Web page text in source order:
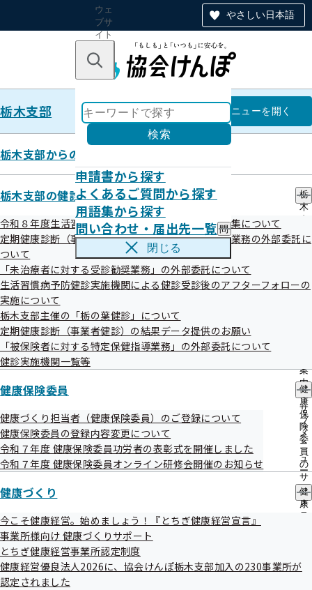
やさしい日本語
ウェ
ブサ
イト
のナ
ン
キーワードで探す
検索
申請書から探す
よくあるご質問から探す
用語集から探す
問い合わせ・届出先一覧 問
い
わ
・
先
一
覧
の
ニ
閉じる
栃木支部 栃木支部
メニューを開く
栃木支部からのお知らせ
栃木支部の健診・保健指導のご案内
栃
木
部
の
・
案
内
の
サ
ブ
メ
ニ
ュ
ー
令和８年度生活習慣病予防健診等実施機関の新規募集について
定期健康診断（事業者健診）の結果データ提供勧奨業務の外部委託に
ついて
「未治療者に対する受診勧奨業務」の外部委託について
生活習慣病予防健診実施機関による健診受診後のアフターフォローの
実施について
栃木支部主催の「栃の葉健診」について
定期健康診断（事業者健診）の結果データ提供のお願い
「被保険者に対する特定保健指導業務」の外部委託について
健診実施機関一覧等
健康保険委員
健
康
保
険
委
員
の
サ
ブ
メ
ニ
健康づくり担当者（健康保険委員）のご登録について
健康保険委員の登録内容変更について
令和７年度 健康保険委員功労者の表彰式を開催しました
令和７年度 健康保険委員オンライン研修会開催のお知らせ
健康づくり
健
康
サ
今こそ健康経営。始めましょう！『とちぎ健康経営宣言』
事業所様向け 健康づくりサポート
とちぎ健康経営事業所認定制度
健康経営優良法人2026に、協会けんぽ栃木支部加入の230事業所が
認定されました
令和06年度
令和6年度 第3回栃木支部評議会
令和07年01月17日開催
開催案内
議事録
令和6年度 第2回栃木支部評議会
令和06年10月21日開催
開催案内
資料
議事録
令和6年度 第1回栃木支部評議会
令和06年07月23日開催
開催案内
資料
議事録